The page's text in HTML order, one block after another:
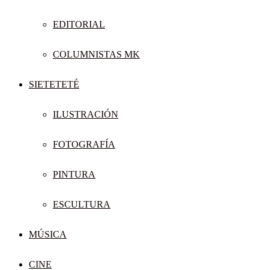
EDITORIAL
COLUMNISTAS MK
SIETETETÉ
ILUSTRACIÓN
FOTOGRAFÍA
PINTURA
ESCULTURA
MÚSICA
CINE